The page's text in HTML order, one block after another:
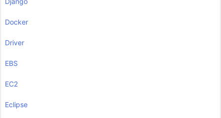
Docker
Driver
EBS
EC2
Eclipse